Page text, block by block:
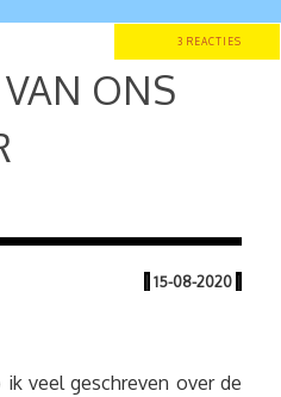
3 REACTIES
ONS
| 15-08-2020 |
ik veel geschreven over de